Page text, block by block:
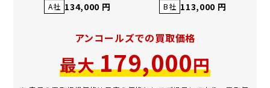
A社 134,000 円 B社 113,000 円
アンコールズでの買取価格
最大179,000円